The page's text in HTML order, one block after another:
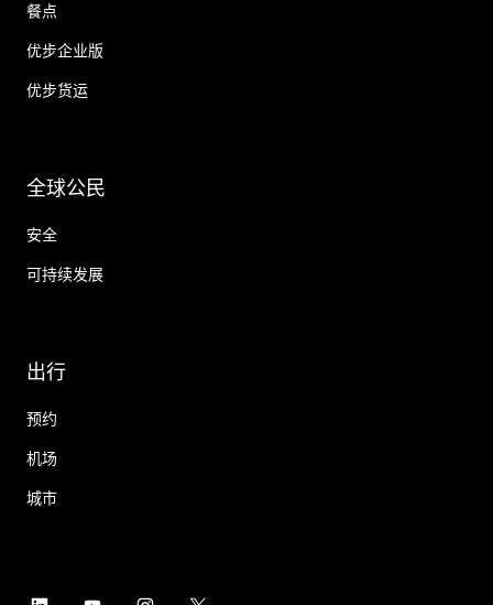
餐点
优步企业版
优步货运
全球公民
安全
可持续发展
出行
预约
机场
城市